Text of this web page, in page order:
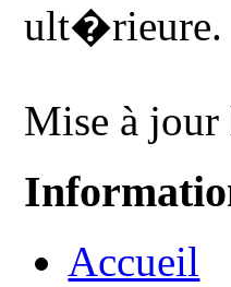
ult�rieure.
Mise à
Accueil